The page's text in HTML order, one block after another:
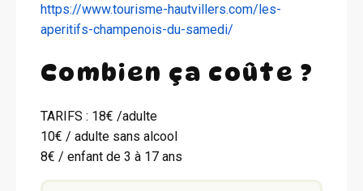
https://www.tourisme-hautvillers.com/les-
aperitifs-champenois-du-samedi/
Combien ça coûte ?
TARIFS : 18€ /adulte
10€ / adulte sans alcool
8€ / enfant de 3 à 17 ans